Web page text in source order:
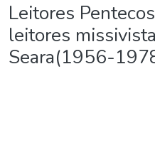
Leitores
leitores
Seara(1956-